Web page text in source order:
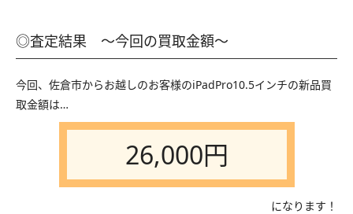
◎査定結果 〜今回の買取金額〜
今回、佐倉市からお越しのお客様のiPadPro10.5インチの新品買
取金額は…
26,000円
になります！